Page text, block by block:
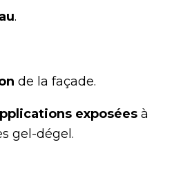
.
de la façade.
exposées à
gel-dégel.